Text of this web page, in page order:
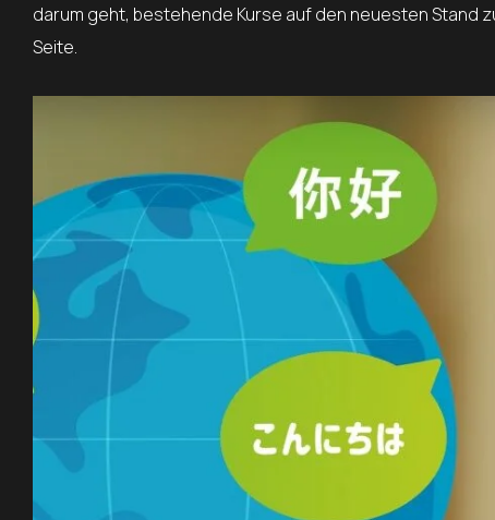
darum geht, bestehende Kurse auf den neuesten Stand
Seite.